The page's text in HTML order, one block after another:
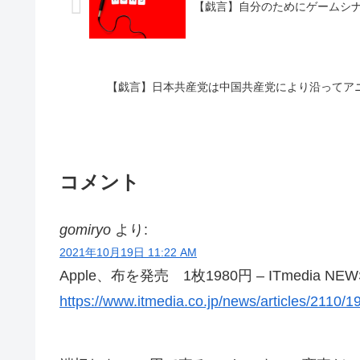
【戯言】自分のためにゲーム
【戯言】日本共産党は中国共産党により沿って
コメント
gomiryo より:
2021年10月19日 11:22 AM
Apple、布を発売 1枚1980円 – ITmedia
https://www.itmedia.co.jp/news/articles/2110/